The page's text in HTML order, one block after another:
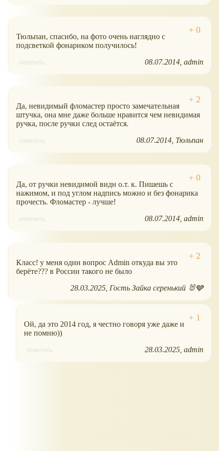
Тюльпан, спасибо, на фото очень наглядно с
подсветкой фонариком получилось!
ответить 08.07.2014 admin
Да, невидимый фломастер просто замечательная
штучка, она мне даже больше нравится чем невидимая
ручка, после ручки след остаётся.
ответить 08.07.2014 Тюльпан
Да, от ручки невидимой видн о.т. к. Пишешь с
нажимом, и под углом надпись можно и без фонарика
прочесть. Фломастер - лучше!
ответить 08.07.2014 admin
Класс! у меня один вопрос Admin откуда вы это
берёте??? в России такого не было
28.03.2025 Гость Зайка серенький 🐰🩶
Ой, да это 2014 год, я честно говоря уже даже и
не помню))
ответить 28.03.2025 admin